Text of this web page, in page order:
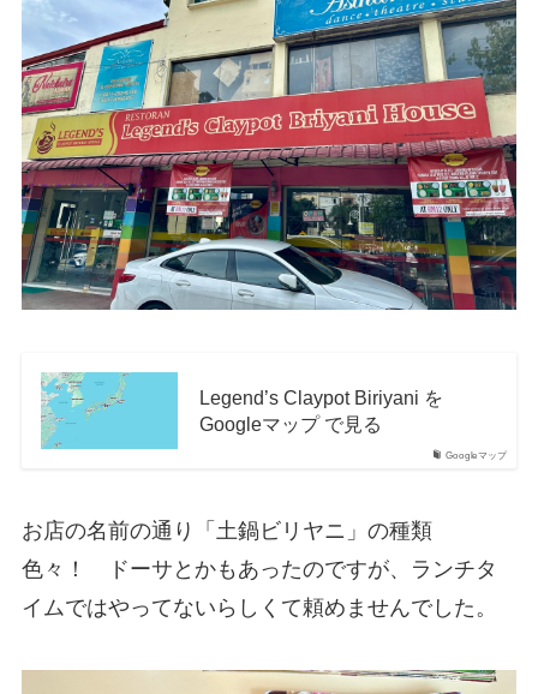
Googleマップ
Legend’s Claypot Biriyani を
Googleマップ で見る
お店の名前の通り「土鍋ビリヤニ」の種類
色々！ ドーサとかもあったのですが、ランチタ
イムではやってないらしくて頼めませんでした。